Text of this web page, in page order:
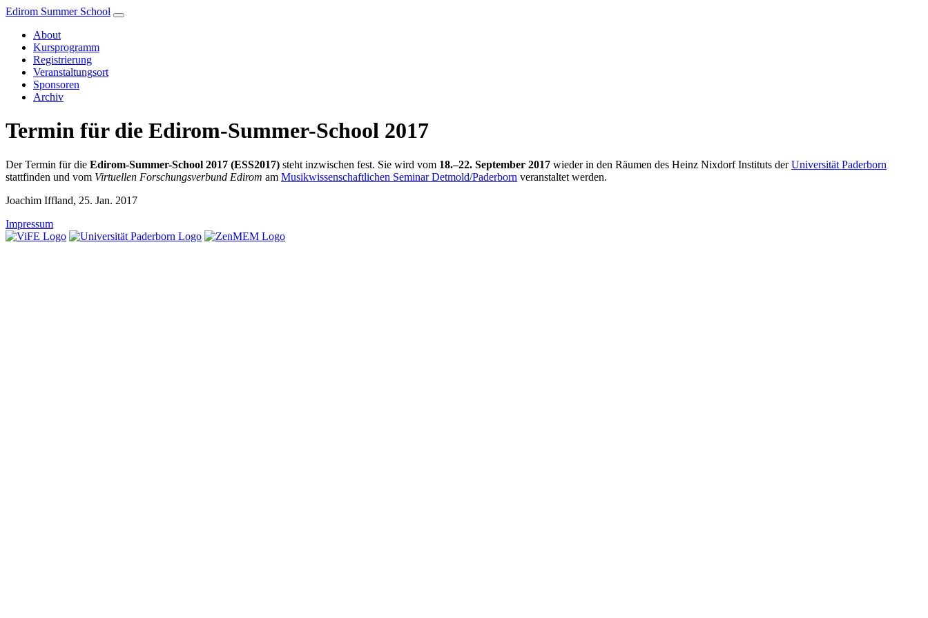
Edirom Summer School
About
Kursprogramm
Registrierung
Veranstaltungsort
Sponsoren
Archiv
Termin für die Edirom-Summer-School 2017
Der Termin für die Edirom-Summer-School 2017 (ESS2017) steht inzwischen fest. Sie wird vom 18.–22. September 2017 wieder in den Räumen des Heinz Nixdorf Instituts derUniversität Paderborn
stattfinden und vom Virtuellen Forschungsverbund Edirom am Musikwissenschaftlichen Seminar Detmold/Paderborn veranstaltet werden.
Joachim Iffland, 25. Jan. 2017
Impressum